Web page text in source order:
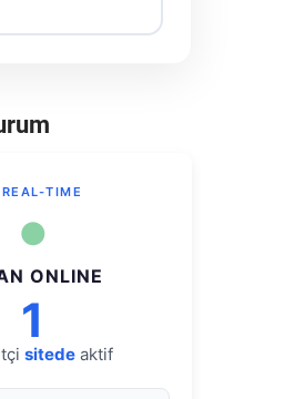
REAL-TIME
●
ONLINE
1
sitedeaktif